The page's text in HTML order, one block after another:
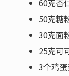
60克杏
50克糖
30克面
25克可
3个鸡蛋